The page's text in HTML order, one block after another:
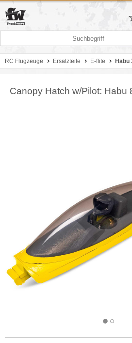
RC Flugzeuge Ersatzteile E-flite Habu
Canopy Hatch w/Pilot: Habu